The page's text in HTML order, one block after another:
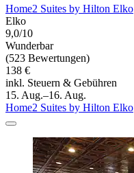
Home2 Suites by Hilton Elko
Elko
9,0/10
Wunderbar
(523 Bewertungen)
138 €
inkl. Steuern & Gebühren
15. Aug.–16. Aug.
Home2 Suites by Hilton Elko